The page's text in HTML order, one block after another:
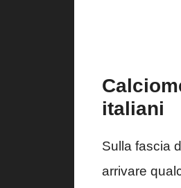
italiani
Sulla fascia
arrivare